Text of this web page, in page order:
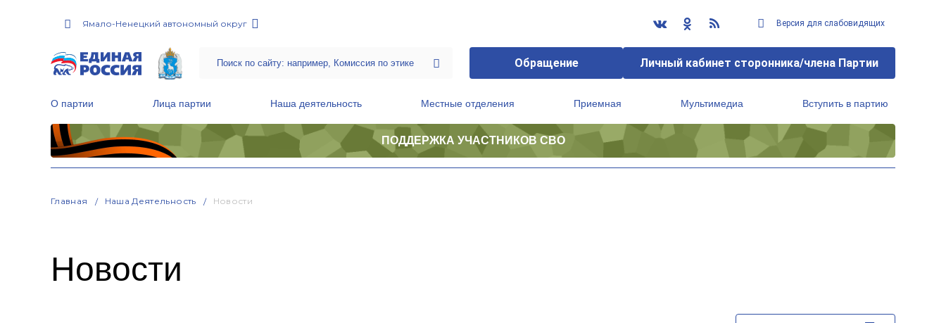
Ямало-Ненецкий автономный округ Версия для слабовидящих
Обращение Личный кабинет сторонника/члена Партии
О партии Лица партии Наша деятельность Местные отделения Приемная Мультимедиа Вступить в партию
ПОДДЕРЖКА УЧАСТНИКОВ СВО
Главная Наша Деятельность Новости
Новости